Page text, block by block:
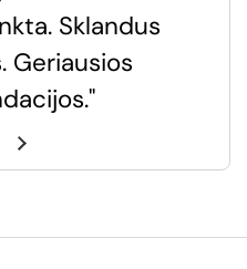
Sklandus
Geriausios
skaidrė
Kita skaidrė